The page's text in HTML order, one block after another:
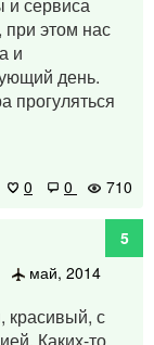
при этом нас
и
день.
прогуляться
0 0 710
5
май, 2014
красивый, с